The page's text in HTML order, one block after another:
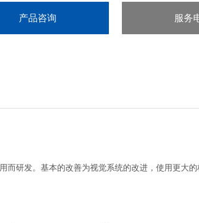
产品咨询 服务
而研发。基本的改善为视觉系统的改进，使用更大